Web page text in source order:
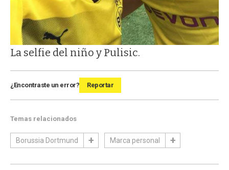
La selfie del niño y Pulisic.
¿Encontraste un error? Reportar
Temas relacionados
Borussia Dortmund Marca personal